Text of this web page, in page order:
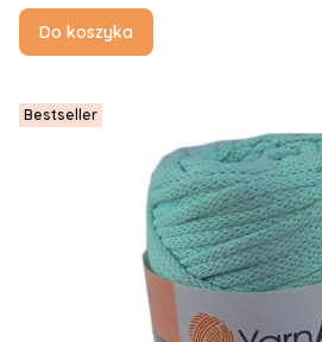
Do koszyka
Bestseller